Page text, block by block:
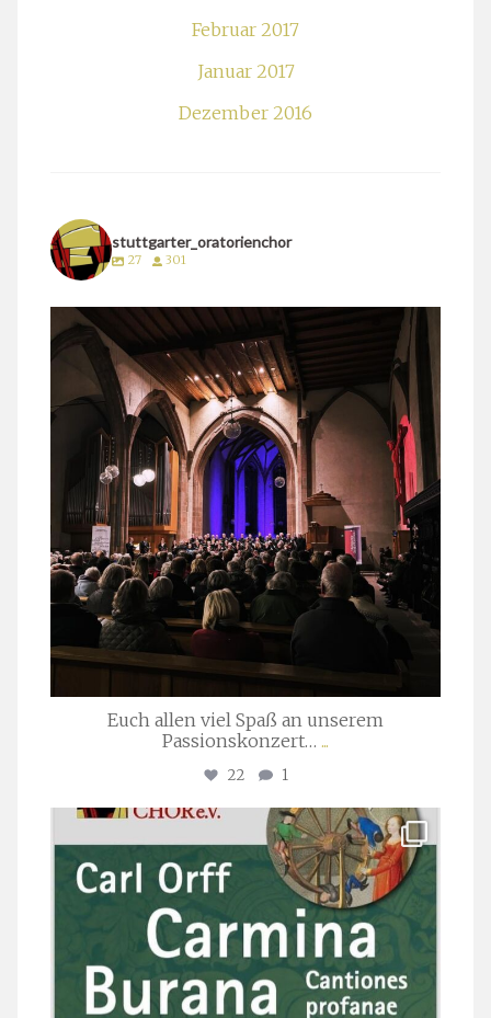
Februar 2017
Januar 2017
Dezember 2016
stuttgarter_oratorienchor
27 301
stuttgarter_oratorienchor
März 24
Euch allen viel Spaß an unserem
Passionskonzert… ...
22 1
stuttgarter_oratorienchor
Juli 22